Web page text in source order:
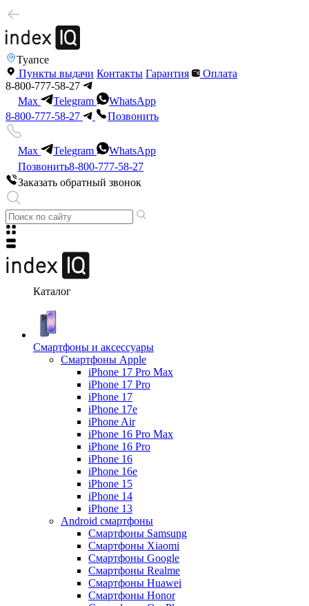
Туапсе
Пункты выдачи Контакты Гарантия
Оплата
8-800-777-58-27
Max
Telegram
WhatsApp
8-800-777-58-27
Позвонить
Max Telegram
WhatsApp
Позвонить8-800-777-58-27
Заказать обратный звонок
Каталог
Смартфоны и аксессуары
Смартфоны Apple
iPhone 17 Pro Max
iPhone 17 Pro
iPhone 17
iPhone 17e
iPhone Air
iPhone 16 Pro Max
iPhone 16 Pro
iPhone 16
iPhone 16e
iPhone 15
iPhone 14
iPhone 13
Android cмартфоны
Смартфоны Samsung
Смартфоны Xiaomi
Смартфоны Google
Смартфоны Realme
Смартфоны Huawei
Смартфоны Honor